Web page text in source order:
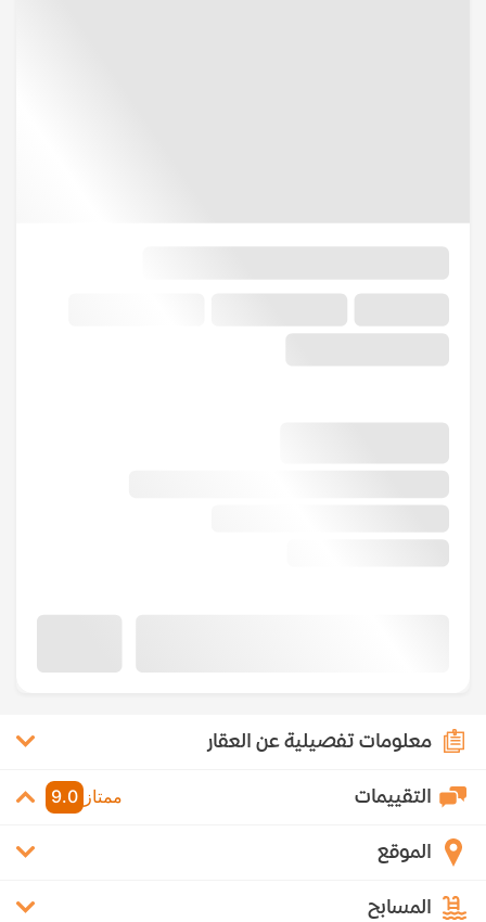
معلومات تفصيلية عن العقار
التقييمات ممتاز 9.0
الموقع
المسابح